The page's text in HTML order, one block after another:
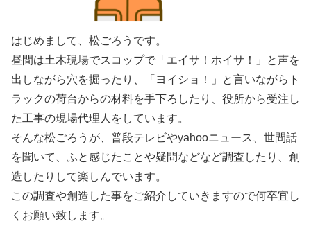
はじめまして、松ごろうです。
昼間は土木現場でスコップで「エイサ！ホイサ！」と声を
出しながら穴を掘ったり、「ヨイショ！」と言いながらト
ラックの荷台からの材料を手下ろしたり、役所から受注し
た工事の現場代理人をしています。
そんな松ごろうが、普段テレビやyahooニュース、世間話
を聞いて、ふと感じたことや疑問などなど調査したり、創
造したりして楽しんでいます。
この調査や創造した事をご紹介していきますので何卒宜し
くお願い致します。